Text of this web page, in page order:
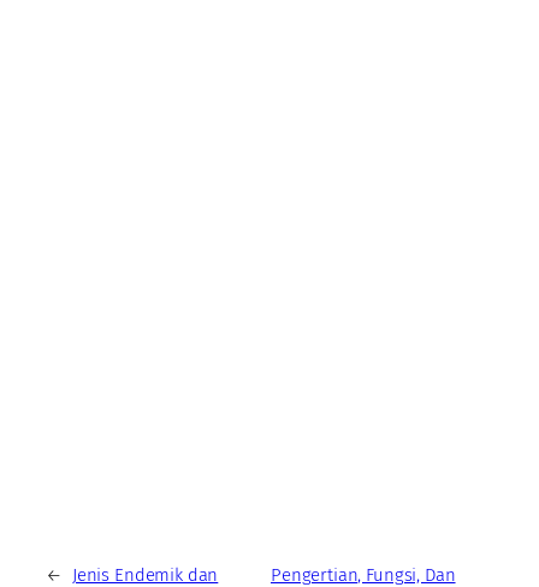
←
Jenis Endemik dan
Pengertian, Fungsi, Dan